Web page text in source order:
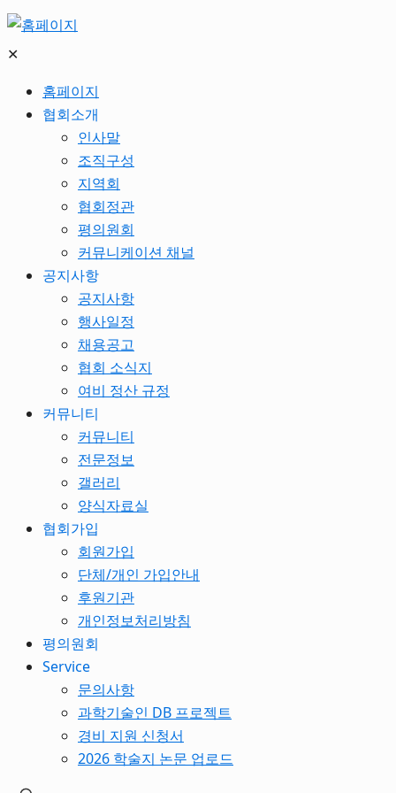
✕
홈페이지
협회소개
인사말
조직구성
지역회
협회정관
평의원회
커뮤니케이션 채널
공지사항
공지사항
행사일정
채용공고
협회 소식지
여비 정산 규정
커뮤니티
커뮤니티
전문정보
갤러리
양식자료실
협회가입
회원가입
단체/개인 가입안내
후원기관
개인정보처리방침
평의원회
Service
문의사항
과학기술인 DB 프로젝트
경비 지원 신청서
2026 학술지 논문 업로드